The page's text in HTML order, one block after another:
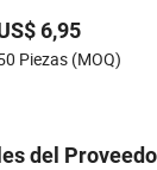
6,95
Piezas (MOQ)
del